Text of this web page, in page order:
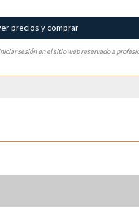
precios y comprar
sesión en el sitio web reservado a